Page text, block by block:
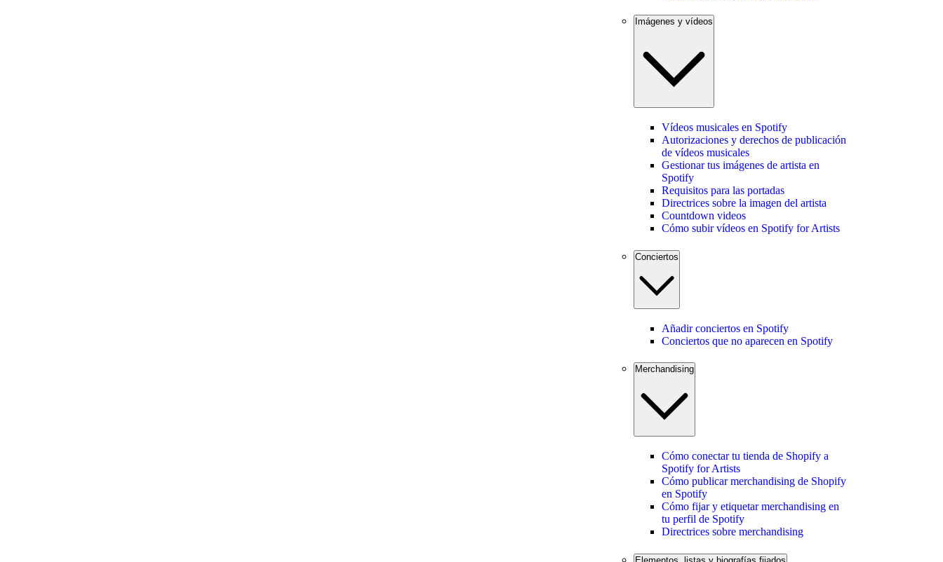
Imágenes y vídeos
Vídeos musicales en Spotify
Autorizaciones y derechos de publicación
de vídeos musicales
Gestionar tus imágenes de artista en
Spotify
Requisitos para las portadas
Directrices sobre la imagen del artista
Countdown videos
Cómo subir vídeos en Spotify for Artists
Conciertos
Añadir conciertos en Spotify
Conciertos que no aparecen en Spotify
Merchandising
Cómo conectar tu tienda de Shopify a
Spotify for Artists
Cómo publicar merchandising de Shopify
en Spotify
Cómo fijar y etiquetar merchandising en
tu perfil de Spotify
Directrices sobre merchandising